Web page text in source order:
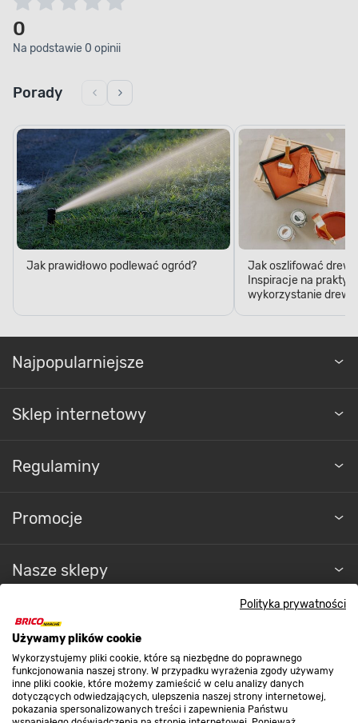
Polityka prywatności
Używamy plików cookie
Wykorzystujemy pliki cookie, które są niezbędne do poprawnego
funkcjonowania naszej strony. W przypadku wyrażenia zgody używamy
inne pliki cookie, które możemy zamieścić w celu analizy danych
dotyczących odwiedzających, ulepszenia naszej strony internetowej,
pokazania spersonalizowanych treści i zapewnienia Państwu
0
Na podstawie 0 opinii
Porady
Jak prawidłowo podlewać ogród?
Jak oszlifować
Inspiracje na
wykorzystanie
Najpopularniejsze
Sklep internetowy
Regulaminy
Promocje
Nasze sklepy
O nas
Kontakt do sklepu